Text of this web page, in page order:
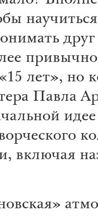
научиться
друг
привычно
лет», но
Павла
идее
включая